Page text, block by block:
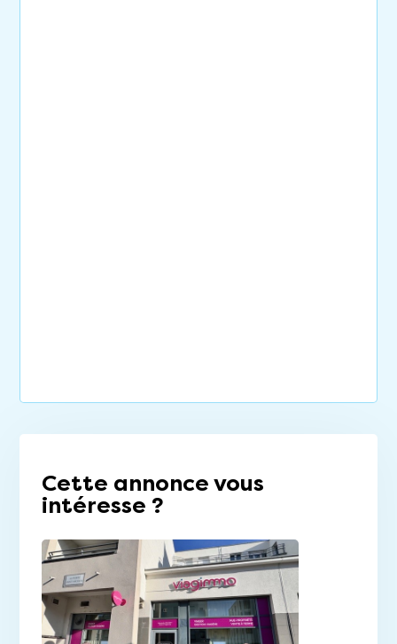
Cette annonce vous
intéresse ?